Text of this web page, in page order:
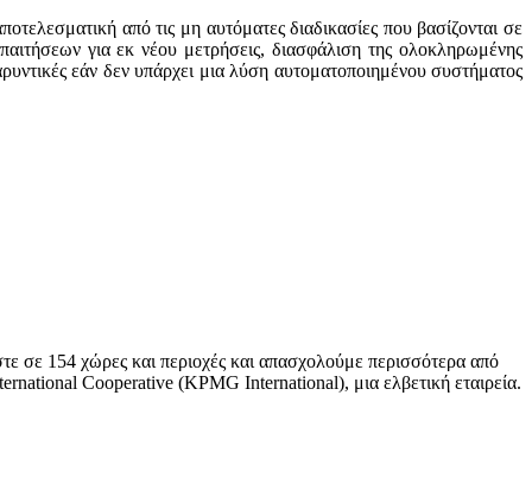
από τις μη αυτόματες διαδικασίες που βασίζονται σε
για εκ νέου μετρήσεις, διασφάλιση της ολοκληρωμένης
εάν δεν υπάρχει μια λύση αυτοματοποιημένου συστήματος
σε 154 χώρες και περιοχές και απασχολούμε περισσότερα από
Cooperative (KPMG International), μια ελβετική εταιρεία.